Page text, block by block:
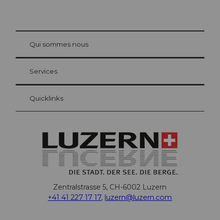
Carte d’hôte Lucerne
Vos avantages en tant qu'hôte pour la nuit
at Bre
Qui sommes nous
Services
Quicklinks
Zentralstrasse 5, CH-6002 Luzern
+41 41 227 17 17, luzern@luzern.com